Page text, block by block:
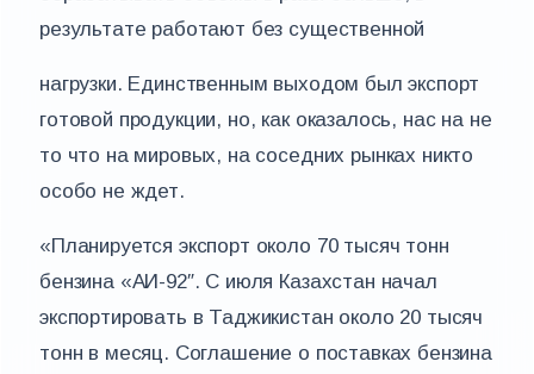
результате работают без существенной
нагрузки. Единственным выходом был экспорт
готовой продукции, но, как оказалось, нас на не
то что на мировых, на соседних рынках никто
особо не ждет.
«Планируется экспорт около 70 тысяч тонн
бензина «АИ-92″. С июля Казахстан начал
экспортировать в Таджикистан около 20 тысяч
тонн в месяц. Соглашение о поставках бензина